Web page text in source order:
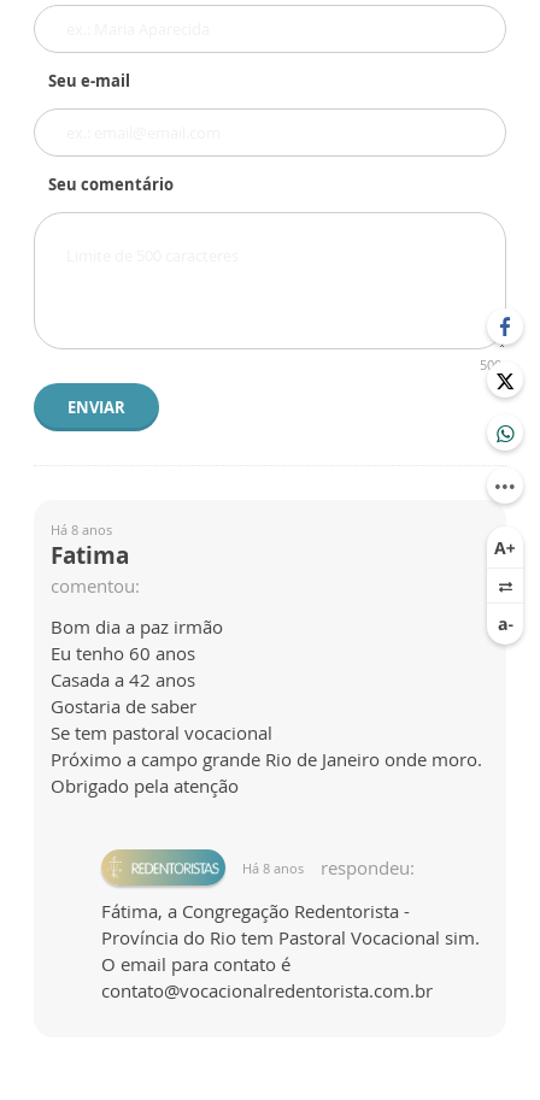
Seu e-mail
Seu comentário
500
ENVIAR
Há 8 anos
Fatima
comentou:
Bom dia a paz irmão
Eu tenho 60 anos
Casada a 42 anos
Gostaria de saber
Se tem pastoral vocacional
Próximo a campo grande Rio de Janeiro onde moro.
Obrigado pela atenção
Há 8 anos
respondeu:
Fátima, a Congregação Redentorista -
Província do Rio tem Pastoral Vocacional sim.
O email para contato é
contato@vocacionalredentorista.com.br